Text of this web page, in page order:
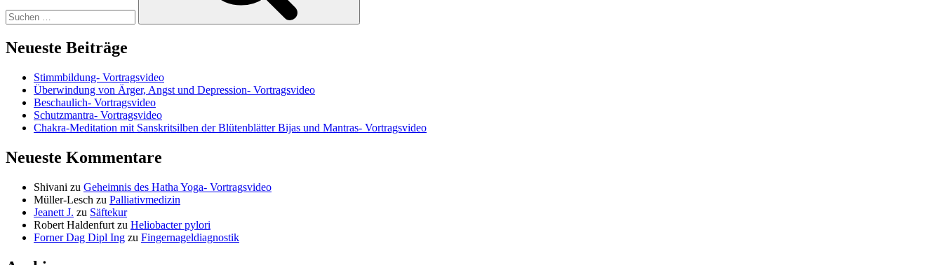
Neueste Beiträge
Stimmbildung- Vortragsvideo
Überwindung von Ärger, Angst und Depression- Vortragsvideo
Beschaulich- Vortragsvideo
Schutzmantra- Vortragsvideo
Chakra-Meditation mit Sanskritsilben der Blütenblätter Bijas und Mantras- Vortragsvideo
Neueste Kommentare
Shivani zu Geheimnis des Hatha Yoga- Vortragsvideo
Müller-Lesch zu Palliativmedizin
Jeanett J. zu Säftekur
Robert Haldenfurt zu Heliobacter pylori
Forner Dag Dipl Ing zu Fingernageldiagnostik